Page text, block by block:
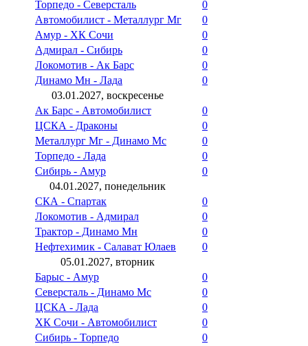
Торпедо - Северсталь
0
Автомобилист - Металлург Мг
0
Амур - ХК Сочи
0
Адмирал - Сибирь
0
Локомотив - Ак Барс
0
Динамо Мн - Лада
0
03.01.2027, воскресенье
Ак Барс - Автомобилист
0
ЦСКА - Драконы
0
Металлург Мг - Динамо Мс
0
Торпедо - Лада
0
Сибирь - Амур
0
04.01.2027, понедельник
СКА - Спартак
0
Локомотив - Адмирал
0
Трактор - Динамо Мн
0
Нефтехимик - Салават Юлаев
0
05.01.2027, вторник
Барыс - Амур
0
Северсталь - Динамо Мс
0
ЦСКА - Лада
0
ХК Сочи - Автомобилист
0
Сибирь - Торпедо
0